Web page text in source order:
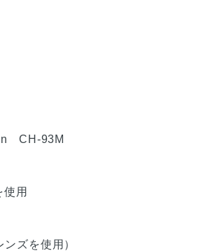
CH-93M
用
ズを使用）